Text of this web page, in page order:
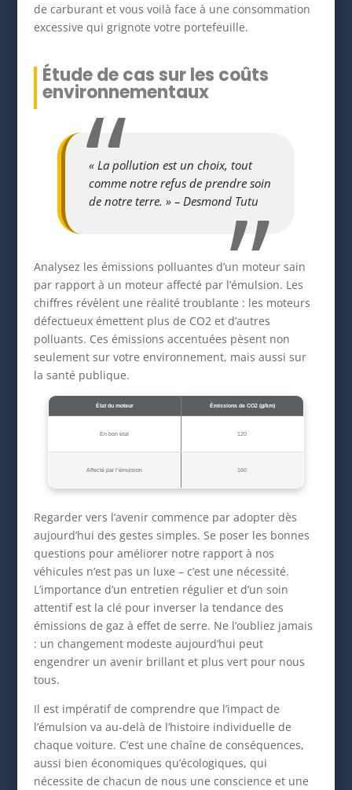
de carburant et vous voilà face à une consommation
excessive qui grignote votre portefeuille.
Étude de cas sur les coûts
environnementaux
« La pollution est un choix, tout
comme notre refus de prendre soin
de notre terre. » – Desmond Tutu
Analysez les émissions polluantes d’un moteur sain
par rapport à un moteur affecté par l’émulsion. Les
chiffres révèlent une réalité troublante : les moteurs
défectueux émettent plus de CO2 et d’autres
polluants. Ces émissions accentuées pèsent non
seulement sur votre environnement, mais aussi sur
la santé publique.
État du moteur Émissions de CO2 (g/km)
En bon état 120
Affecté par l’émulsion 160
Regarder vers l’avenir commence par adopter dès
aujourd’hui des gestes simples. Se poser les bonnes
questions pour améliorer notre rapport à nos
véhicules n’est pas un luxe – c’est une nécessité.
L’importance d’un entretien régulier et d’un soin
attentif est la clé pour inverser la tendance des
émissions de gaz à effet de serre. Ne l’oubliez jamais
: un changement modeste aujourd’hui peut
engendrer un avenir brillant et plus vert pour nous
tous.
Il est impératif de comprendre que l’impact de
l’émulsion va au-delà de l’histoire individuelle de
chaque voiture. C’est une chaîne de conséquences,
aussi bien économiques qu’écologiques, qui
nécessite de chacun de nous une conscience et une